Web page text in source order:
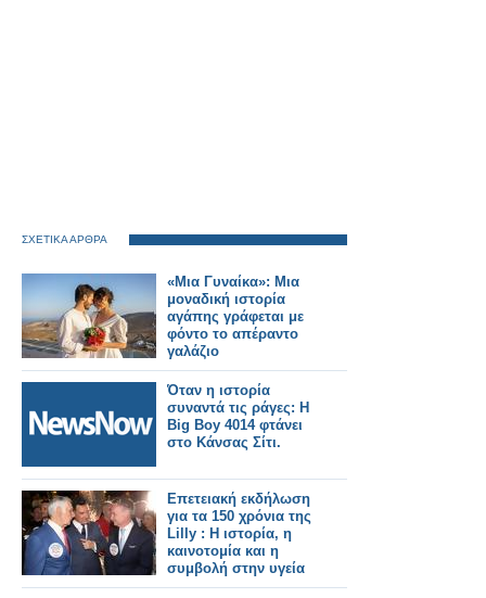
ΣΧΕΤΙΚΑ ΑΡΘΡΑ
«Μια Γυναίκα»: Μια
μοναδική ιστορία
αγάπης γράφεται με
φόντο το απέραντο
γαλάζιο
Όταν η ιστορία
συναντά τις ράγες: Η
Big Boy 4014 φτάνει
στο Κάνσας Σίτι.
Επετειακή εκδήλωση
για τα 150 χρόνια της
Lilly : Η ιστορία, η
καινοτομία και η
συμβολή στην υγεία